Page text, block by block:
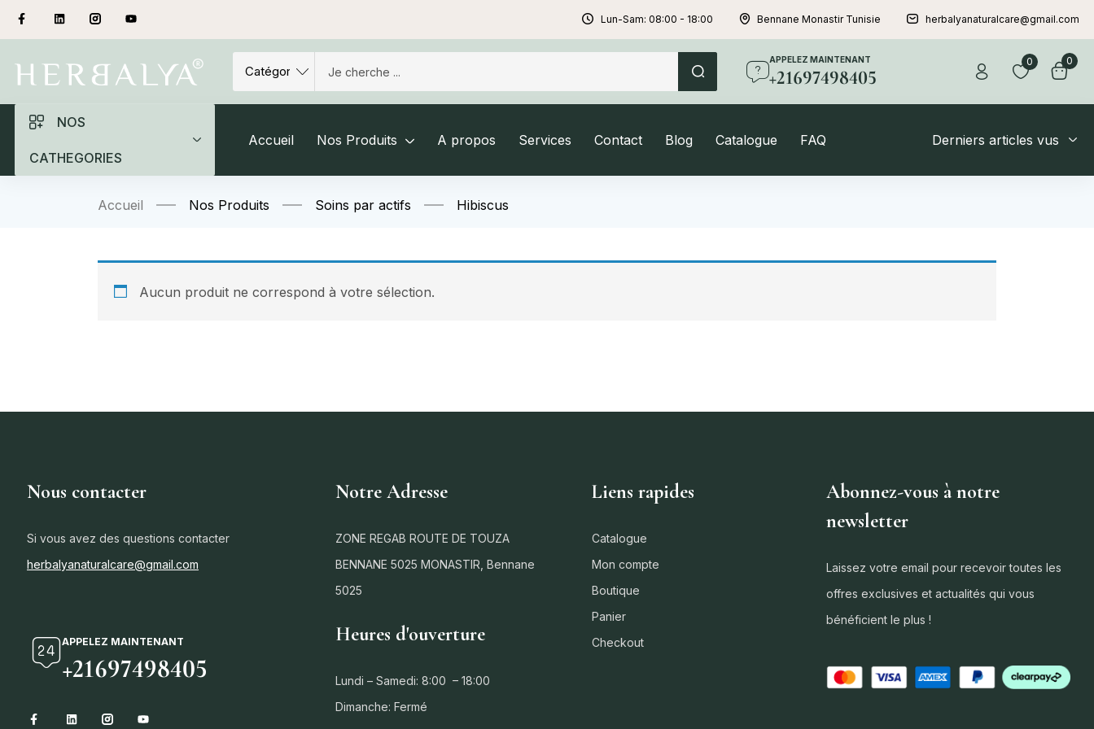
Lun-Sam: 08:00 - 18:00 Bennane Monastir Tunisie herbalyanaturalcare@gmail.com
APPELEZ MAINTENANT
+21697498405
0 0
NOS
CATHEGORIES
Accueil Nos Produits A propos Services Contact Blog Catalogue FAQ Derniers articles vus
Accueil Nos Produits Soins par actifs Hibiscus
Aucun produit ne correspond à votre sélection.
Nous contacter
Si vous avez des questions contacter
herbalyanaturalcare@gmail.com
APPELEZ MAINTENANT
+21697498405
Notre Adresse
ZONE REGAB ROUTE DE TOUZA
BENNANE 5025 MONASTIR, Bennane
5025
Heures d'ouverture
Lundi – Samedi: 8:00 – 18:00
Dimanche: Fermé
Liens rapides
Catalogue
Mon compte
Boutique
Panier
Checkout
Abonnez-vous à notre
newsletter
Laissez votre email pour recevoir toutes les
offres exclusives et actualités qui vous
bénéficient le plus !